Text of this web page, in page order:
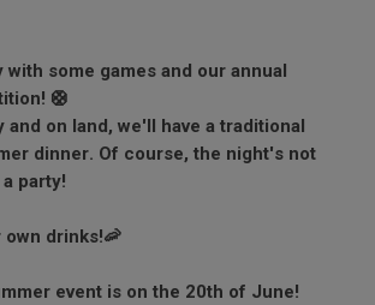
with some games and our annual
🛟
and on land, we'll have a traditional
dinner. Of course, the night's not
party!
drinks!🦐
event is on the 20th of June!